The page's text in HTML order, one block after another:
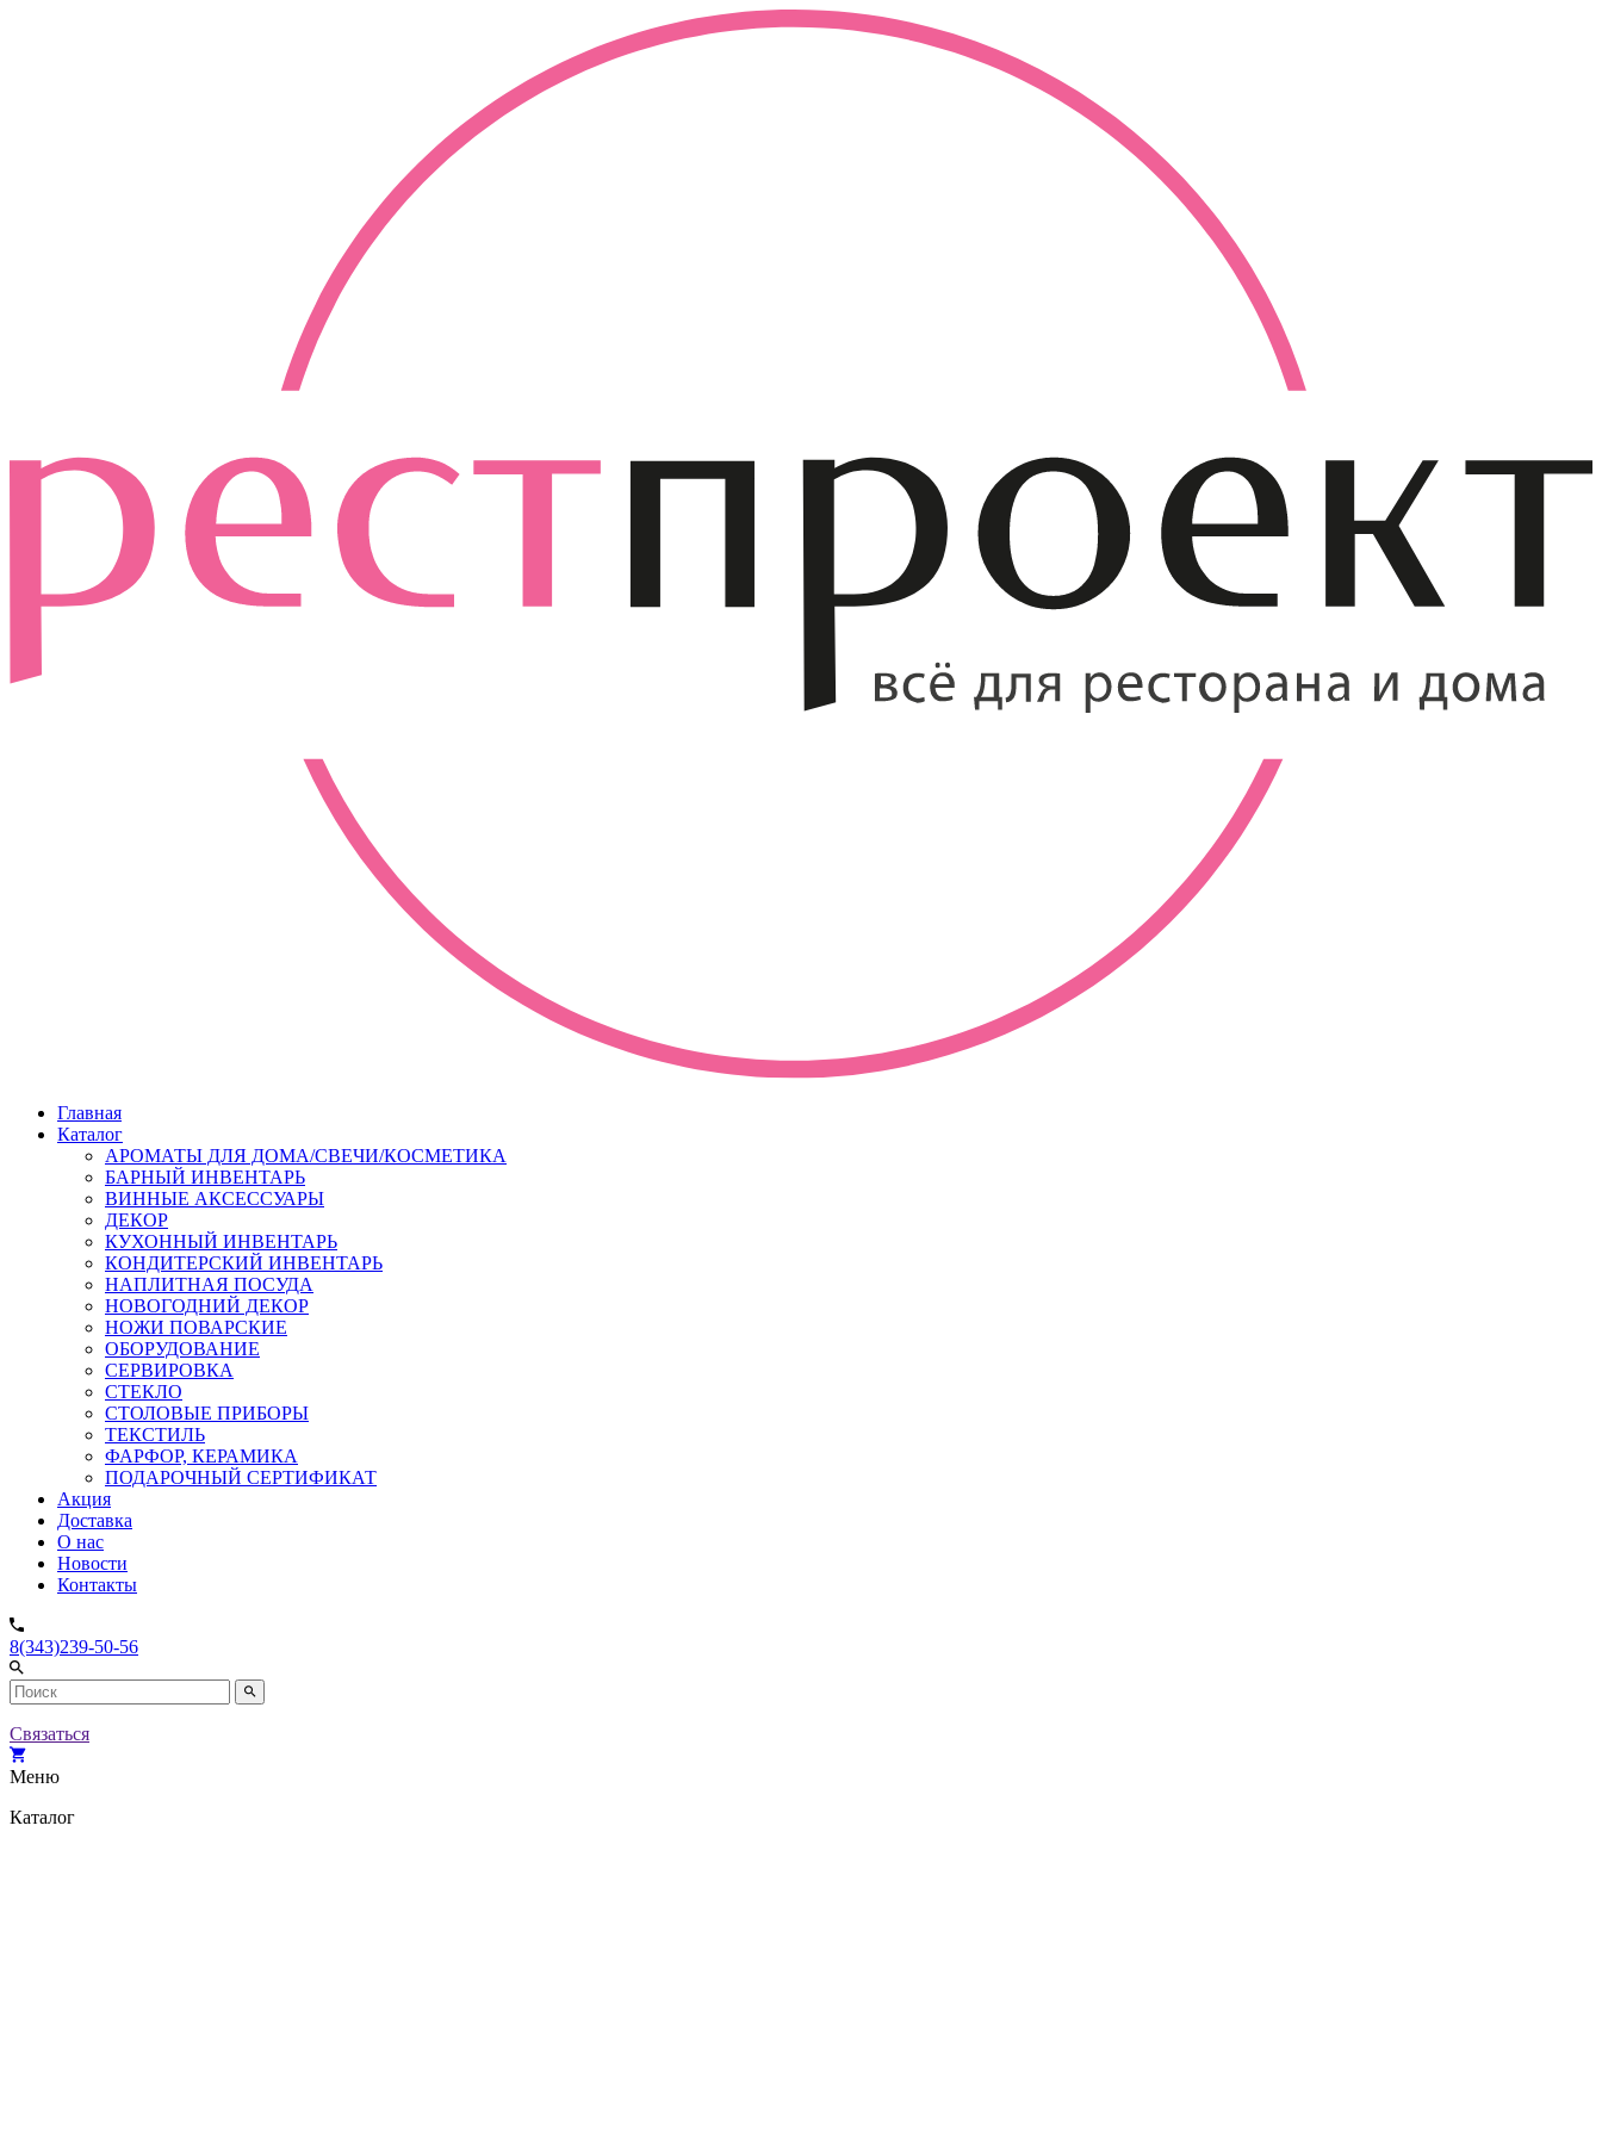
Главная
Каталог
АРОМАТЫ ДЛЯ ДОМА/СВЕЧИ/КОСМЕТИКА
БАРНЫЙ ИНВЕНТАРЬ
ВИННЫЕ АКСЕССУАРЫ
ДЕКОР
КУХОННЫЙ ИНВЕНТАРЬ
КОНДИТЕРСКИЙ ИНВЕНТАРЬ
НАПЛИТНАЯ ПОСУДА
НОВОГОДНИЙ ДЕКОР
НОЖИ ПОВАРСКИЕ
ОБОРУДОВАНИЕ
СЕРВИРОВКА
СТЕКЛО
СТОЛОВЫЕ ПРИБОРЫ
ТЕКСТИЛЬ
ФАРФОР, КЕРАМИКА
ПОДАРОЧНЫЙ СЕРТИФИКАТ
Акция
Доставка
О нас
Новости
Контакты
8(343)239-50-56
Связаться
Меню
Каталог